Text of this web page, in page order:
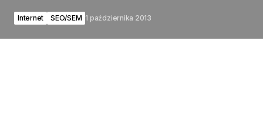
Internet SEO/SEM 1 października 2013